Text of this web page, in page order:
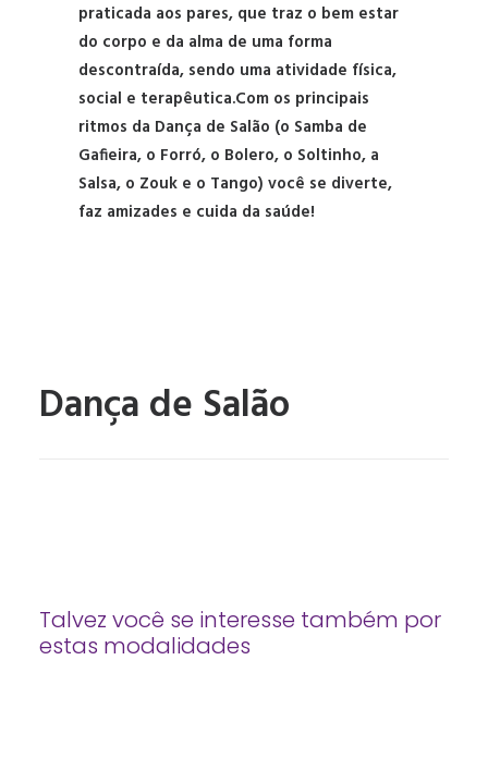
praticada aos pares, que traz o bem estar
do corpo e da alma de uma forma
descontraída, sendo uma atividade física,
social e terapêutica.Com os principais
ritmos da Dança de Salão (o Samba de
Gafieira, o Forró, o Bolero, o Soltinho, a
Salsa, o Zouk e o Tango) você se diverte,
faz amizades e cuida da saúde!
Dança de Salão
Talvez você se interesse também por
estas modalidades